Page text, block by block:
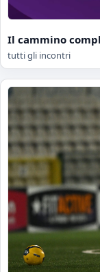
Il cammino
tutti gli incontri